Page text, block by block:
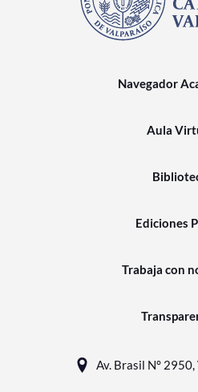
Navegador
Aula
Ediciones
Trabaja con
Av. Brasil N°